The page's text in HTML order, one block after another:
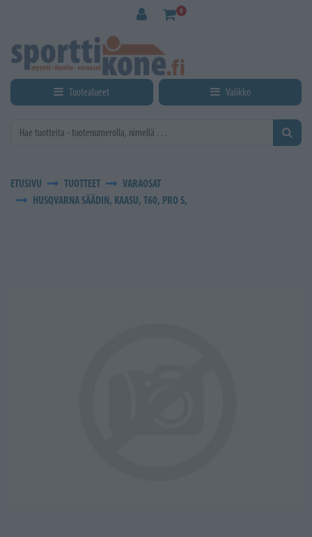
0
Tuotealueet Valikko
ETUSIVU TUOTTEET
VARAOSAT
HUSQVARNA SÄÄDIN, KAASU, T60, PRO S,